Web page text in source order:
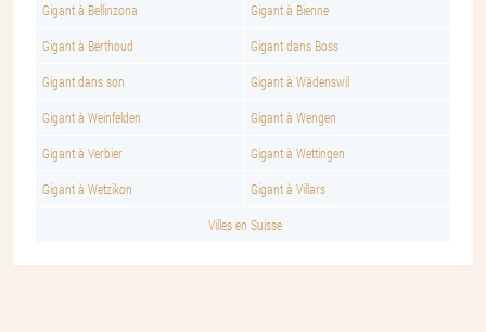
Gigant à Bellinzona Gigant à Bienne
Gigant à Berthoud Gigant dans Boss
Gigant dans son Gigant à Wädenswil
Gigant à Weinfelden Gigant à Wengen
Gigant à Verbier Gigant à Wettingen
Gigant à Wetzikon Gigant à Villars
Villes en Suisse